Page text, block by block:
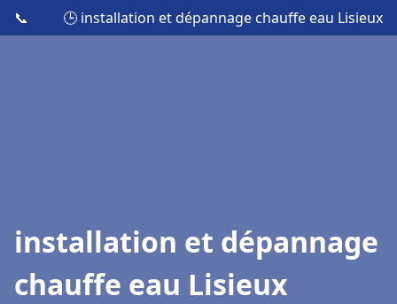
📞 🕒 installation et dépannage chauffe eau Lisieux
installation et dépannage
chauffe eau Lisieux